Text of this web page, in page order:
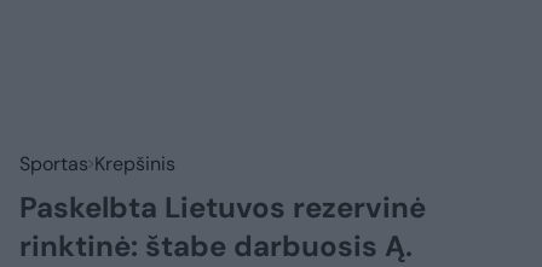
Sportas Krepšinis
Paskelbta Lietuvos rezervinė
rinktinė: štabe darbuosis Ą.